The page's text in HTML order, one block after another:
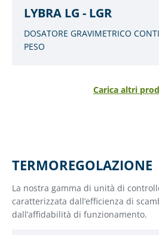
LYBRA LG - LGR
DOSATORE GRAVIMETRICO
PESO
Carica altri
TERMOREGOLAZIONE
La nostra gamma di unità di
caratterizzata dall’efficienza di
dall’affidabilità di funzionamento.